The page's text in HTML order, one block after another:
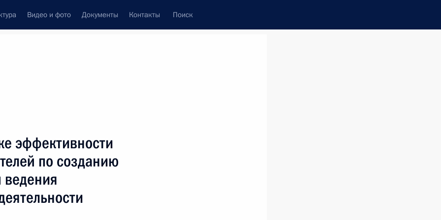
Видео и фото Документы Контакты Поиск
эффективности
по созданию
ведения